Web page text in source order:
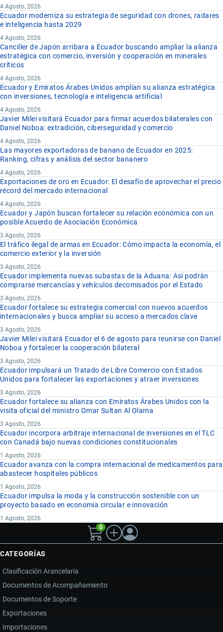
4 Agosto, 2026
Ecuador moderniza su estrategia de seguridad con drones, radares
e inteligencia hasta 2029
4 Agosto, 2026
Canciller de Japón arribara a Ecuador buscando ampliar la alianza
estratégica con comercio, inversión y cooperación en minerales
críticos
4 Agosto, 2026
Ecuador y Emiratos Árabes Unidos amplían su alianza estratégica
con inversiones, tecnología e inteligencia artificial
4 Agosto, 2026
Javier Milei visitará Ecuador para firmar acuerdos bilaterales con
Daniel Noboa: extradición, ciberseguridad y comercio
4 Agosto, 2026
Las mayores exportadoras de banano de Ecuador en 2025:
Ranking, cifras y análisis del sector bananero
4 Agosto, 2026
Exportaciones de oro en Ecuador: El desafío de aprovechar el precio
récord del mercado internacional
4 Agosto, 2026
Ecuador y Japón buscan fortalecer su relación económica con un
posible Acuerdo de Asociación Económica
3 Agosto, 2026
El tráfico ilegal de armas en Ecuador: Cómo impacta la economía, el
comercio exterior y la inversión
3 Agosto, 2026
Ecuador implementa nuevas subastas de la Aduana: Así podrán
comprarse mercancías y vehículos decomisados por el Estado
3 Agosto, 2026
Ecuador fortalece su estrategia comercial con nuevos acuerdos
internacionales y busca ampliar su acceso a mercados clave
3 Agosto, 2026
Javier Milei visitará Ecuador el 6 de agosto para reunirse con Daniel
Noboa y fortalecer la cooperación bilateral
3 Agosto, 2026
Ecuador impulsará un Tratado de Libre Comercio con Estados
Unidos para fortalecer las exportaciones y atraer inversiones
3 Agosto, 2026
Ecuador fortalece su alianza con Emiratos Árabes Unidos con la
visita oficial del ministro Omar Sultan Al Olama
3 Agosto, 2026
Ecuador incorpora arbitraje internacional de inversiones en el TLC
con Canadá bajo nuevas condiciones constitucionales
1 Agosto, 2026
Ecuador avanza con la compra internacional de medicamentos para
abastecer hospitales públicos
1 Agosto, 2026
Ecuador impulsa la moda y la construcción sostenible con un
proyecto basado en economía circular e innovación
1 Agosto, 2026
0
CATEGORÍAS
Clasificación Arancelaria
Documentos de Acompañamiento
Documentos de Soporte
Exportaciones
Importaciones